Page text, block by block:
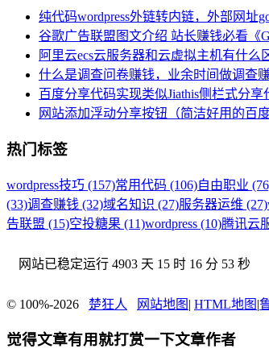
纯代码wordpress外链转内链，外部网址
谷歌广告联盟图文介绍 站长赚钱必看《
阿里云ecs云服务器和云虚拟主机有什么
什么是调查问卷赚钱，业余时间做调查
百度分享代码实现类似Jiathis侧栏式分
网站添加浮动分享按钮（简洁好用的百
热门标签
wordpress技巧 (157)常用代码 (106)自由职业
(33)调查赚钱 (32)域名知识 (27)服务器运维 (27)
告联盟 (15)空投糖果 (11)wordpress (10)腾讯云
网站已稳定运行 4903 天 15 时 16 分 54 秒
© 100%-2026 楚狂人 网站地图 | HTML地图 |
觉得文章有用就打赏一下文章作者